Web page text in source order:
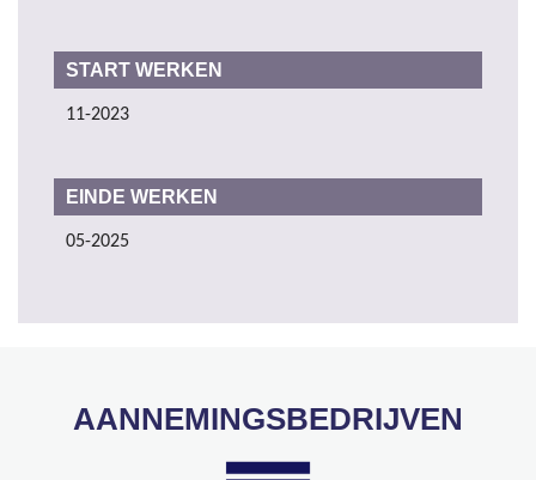
START WERKEN
11-2023
EINDE WERKEN
05-2025
AANNEMINGSBEDRIJVEN